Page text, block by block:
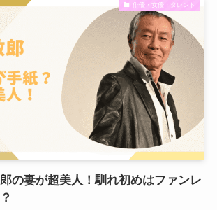
俳優・女優・タレント
の妻が超美人！馴れ初めはファンレ